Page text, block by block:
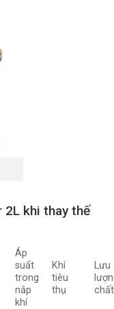
2L khi thay thế
Áp
suất
trong
nắp
khí
Khí
tiêu
thụ
Lưu